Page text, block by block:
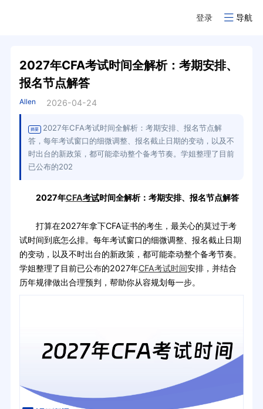
登录 导航
2027年CFA考试时间全解析：考期安排、
报名节点解答
Allen 2026-04-24
摘要
2027年CFA考试时间全解析：考期安排、报名节点解
答，每年考试窗口的细微调整、报名截止日期的变动，以及不
时出台的新政策，都可能牵动整个备考节奏。学姐整理了目前
已公布的202
2027年CFA考试时间全解析：考期安排、报名节点解答
打算在2027年拿下CFA证书的考生，最关心的莫过于考
试时间到底怎么排。每年考试窗口的细微调整、报名截止日期
的变动，以及不时出台的新政策，都可能牵动整个备考节奏。
学姐整理了目前已公布的2027年CFA考试时间安排，并结合
历年规律做出合理预判，帮助你从容规划每一步。